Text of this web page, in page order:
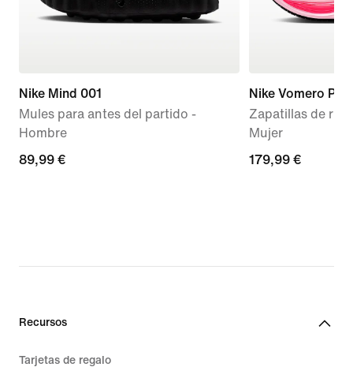
Nike Mind 001
Mules para antes del partido -
Hombre
89,99 €
89,99 €
Nike Vomero Plus
Zapatillas de
Mujer
179,99 €
179,99 €
Recursos
Tarjetas de regalo